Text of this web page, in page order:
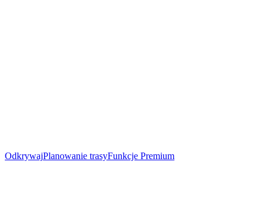
OdkrywajPlanowanie trasyFunkcje Premium